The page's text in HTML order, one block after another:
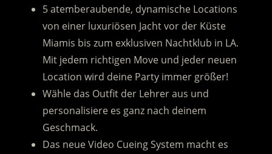
5 atemberaubende, dynamische Locations
von einer luxuriösen Jacht vor der Küste
Miamis bis zum exklusiven Nachtklub in LA.
Mit jedem richtigen Move und jeder neuen
Location wird deine Party immer größer!
Wähle das Outfit der Lehrer aus und
personalisiere es ganz nach deinem
Geschmack.
Das neue Video Cueing System macht es